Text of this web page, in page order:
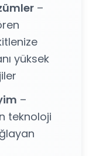
–
yüksek
–
teknoloji